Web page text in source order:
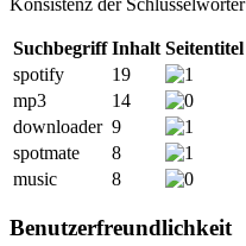
Suchbegriff Inhalt Seitentitel
spotify
19
mp3
14
downloader 9
spotmate
8
music
8
Benutzerfreundlichkeit